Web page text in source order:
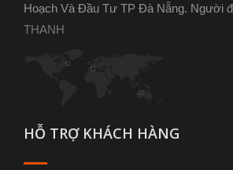
Hoạch Và Đầu Tư TP Đà Nẵng. Người
THANH
HỖ TRỢ KHÁCH HÀNG